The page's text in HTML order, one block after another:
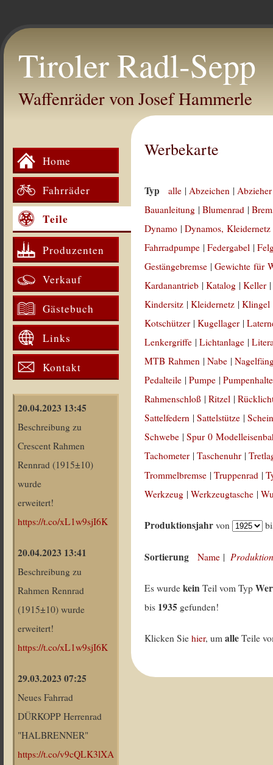
Tiroler Radl-Sepp
Waffenräder von Josef Hammerle
Home
Fahrräder
Teile
Produzenten
Verkauf
Gästebuch
Links
Kontakt
20.04.2023 13:45
Beschreibung zu
Crescent Rahmen
Rennrad (1915±10)
wurde
erweitert!
https://t.co/xL1w9sjI6K
20.04.2023 13:41
Beschreibung zu
Rahmen Rennrad
(1915±10) wurde
erweitert!
https://t.co/xL1w9sjI6K
29.03.2023 07:25
Neues Fahrrad
DÜRKOPP Herrenrad
"HALBRENNER"
https://t.co/v9cQLK3lXA
Werbekarte
Typ alle |Abzeichen |
Bauanleitung |Blumenrad |
Dynamo |Dynamos, Kleidernetz
Fahrradpumpe |Federgabel |
Gestängebremse |Gewichte für
Kardanantrieb |Katalog |Keller
Kindersitz |Kleidernetz |Klingel
Kotschützer |Kugellager |
Lenkergriffe |Lichtanlage |
MTB Rahmen |Nabe |
Pedalteile |Pumpe |
Rahmenschloß |Ritzel |
Sattelfedern |Sattelstütze |
Schwebe |Spur 0
Tachometer |Taschenuhr |
Trommelbremse |Truppenrad |
Werkzeug |Werkzeugtasche |
Produktionsjahr von
Sortierung Name |
Es wurdekein Teil vom Typ
bis 1935 gefunden!
Klicken Siehier, umalle Teile